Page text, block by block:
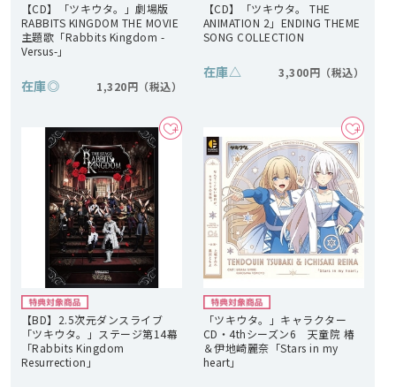
【CD】「ツキウタ。」劇場版
RABBITS KINGDOM THE MOVIE
主題歌「Rabbits Kingdom -
Versus-」
在庫◎ 1,320円
【CD】「ツキウタ。 THE
ANIMATION 2」ENDING THEME
SONG COLLECTION
在庫△ 3,300円
【BD】2.5次元ダンスライブ
「ツキウタ。」ステージ第14幕
「Rabbits Kingdom
Resurrection」
「ツキウタ。」キャラクター
CD・4thシーズン6 天童院 椿
＆伊地崎麗奈「Stars in my
heart」